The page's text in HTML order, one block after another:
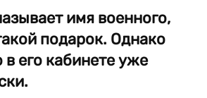
имя военного,
подарок. Однако
в его кабинете уже